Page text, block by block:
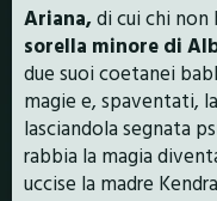
Ariana,di cui chi non
sorella minore di
due suoi coetanei
magie e, spaventati,
lasciandola segnata
rabbia la magia
uccise la madre